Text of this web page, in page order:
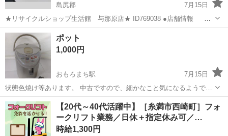
島尻郡
7月15日
★リサイクルショップ生活館 与那原店★ ID769038 ●店舗情報
営業時間：10：00 ～ 19：30(定休日は年末年始のみ） 住
所：与那原町上与那原２８９ 電話番号：ジモティーの規約により掲
載...
沖縄 島尻郡 キッチン家電
ポット
1,000円
おもろまち駅
7月15日
状態色焼け等あります。 中古ですので、細かなこと気になるようでし
たらご購入お控えください。 商品掲載中はありますので、問い合わせ
の際はご希望の日程をメッセージくださいますとスムーズです。 ノー
クレーム、ノーリターン、ノーキャ...
沖縄 那覇市 おもろまち駅 キッチン家電
【20代～40代活躍中】［糸満市西崎町］フォ
ークリフト業務／日休＋指定休み可／…
時給1,300円